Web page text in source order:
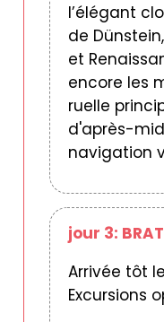
l’élégant
de
et
encore les
ruelle
d'après-
navigation
jour 3:
Arrivée tôt
Excursions